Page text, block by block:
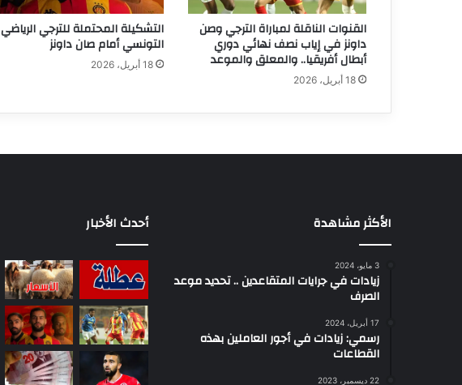
القنوات الناقلة لمباراة الترجي وصن
داونز في إياب نصف نهائي دوري
أبطال أفريقيا.. والمعلق والموعد
18 أبريل، 2026
التشكيلة المحتملة للترجي الرياضي
التونسي أمام صان داونز
18 أبريل، 2026
الأكثر مشاهدة
3 مايو، 2024
زيادات في جرايات المتقاعدين .. تحديد موعد
الصرف
17 أبريل، 2024
رسمي: زيادات في أجور العاملين بهذه
القطاعات
22 ديسمبر، 2023
أحدث الأخبار